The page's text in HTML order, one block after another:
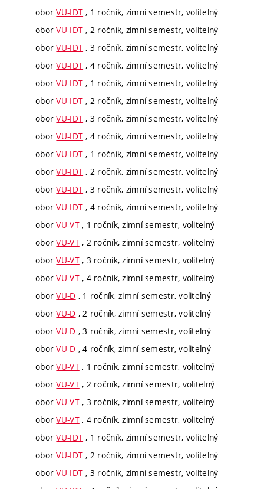
oborVU-IDT , 1 ročník, zimní semestr, volitelný
oborVU-IDT , 2 ročník, zimní semestr, volitelný
oborVU-IDT , 3 ročník, zimní semestr, volitelný
oborVU-IDT , 4 ročník, zimní semestr, volitelný
oborVU-IDT , 1 ročník, zimní semestr, volitelný
oborVU-IDT , 2 ročník, zimní semestr, volitelný
oborVU-IDT , 3 ročník, zimní semestr, volitelný
oborVU-IDT , 4 ročník, zimní semestr, volitelný
oborVU-IDT , 1 ročník, zimní semestr, volitelný
oborVU-IDT , 2 ročník, zimní semestr, volitelný
oborVU-IDT , 3 ročník, zimní semestr, volitelný
oborVU-IDT , 4 ročník, zimní semestr, volitelný
oborVU-VT, 1 ročník, zimní semestr, volitelný
oborVU-VT, 2 ročník, zimní semestr, volitelný
oborVU-VT, 3 ročník, zimní semestr, volitelný
oborVU-VT, 4 ročník, zimní semestr, volitelný
oborVU-D , 1 ročník, zimní semestr, volitelný
oborVU-D , 2 ročník, zimní semestr, volitelný
oborVU-D , 3 ročník, zimní semestr, volitelný
oborVU-D , 4 ročník, zimní semestr, volitelný
oborVU-VT, 1 ročník, zimní semestr, volitelný
oborVU-VT, 2 ročník, zimní semestr, volitelný
oborVU-VT, 3 ročník, zimní semestr, volitelný
oborVU-VT, 4 ročník, zimní semestr, volitelný
oborVU-IDT , 1 ročník, zimní semestr, volitelný
oborVU-IDT , 2 ročník, zimní semestr, volitelný
oborVU-IDT , 3 ročník, zimní semestr, volitelný